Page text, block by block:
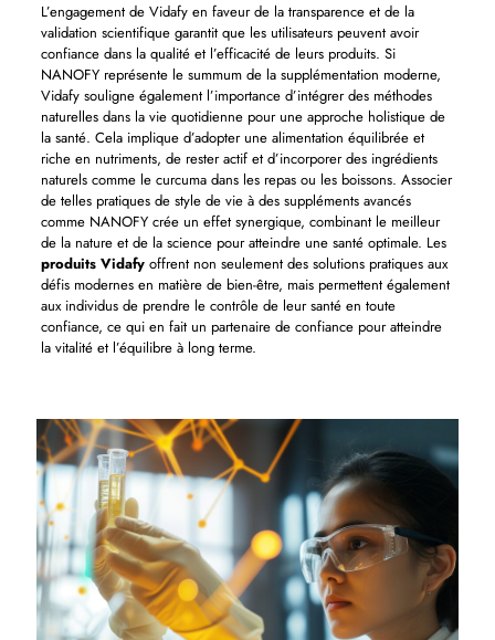
L’engagement de Vidafy en faveur de la transparence et de la
validation scientifique garantit que les utilisateurs peuvent avoir
confiance dans la qualité et l’efficacité de leurs produits. Si
NANOFY représente le summum de la supplémentation moderne,
Vidafy souligne également l’importance d’intégrer des méthodes
naturelles dans la vie quotidienne pour une approche holistique de
la santé. Cela implique d’adopter une alimentation équilibrée et
riche en nutriments, de rester actif et d’incorporer des ingrédients
naturels comme le curcuma dans les repas ou les boissons. Associer
de telles pratiques de style de vie à des suppléments avancés
comme NANOFY crée un effet synergique, combinant le meilleur
de la nature et de la science pour atteindre une santé optimale. Les
produits Vidafyoffrent non seulement des solutions pratiques aux
défis modernes en matière de bien-être, mais permettent également
aux individus de prendre le contrôle de leur santé en toute
confiance, ce qui en fait un partenaire de confiance pour atteindre
la vitalité et l’équilibre à long terme.